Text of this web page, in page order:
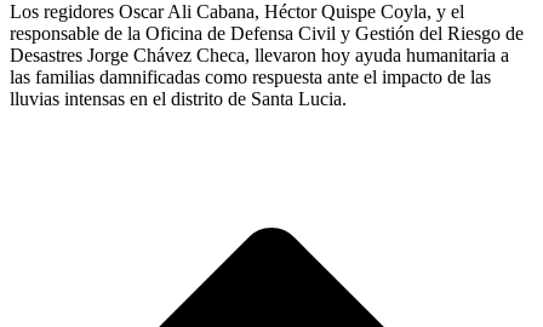
Los regidores Oscar Ali Cabana, Héctor Quispe Coyla, y el
responsable de la Oficina de Defensa Civil y Gestión del Riesgo de
Desastres Jorge Chávez Checa, llevaron hoy ayuda humanitaria a
las familias damnificadas como respuesta ante el impacto de las
lluvias intensas en el distrito de Santa Lucia.